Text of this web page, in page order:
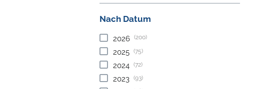
Nach Datum
2026 (200)
2025 (75)
2024 (72)
2023 (93)